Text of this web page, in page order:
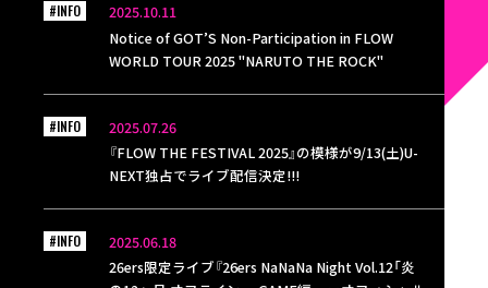
2025.10.11
Notice of GOT’S Non-Participation in FLOW
WORLD TOUR 2025 "NARUTO THE ROCK"
#INFO
2025.07.26
『FLOW THE FESTIVAL 2025』の模様が9/13(土)U-
NEXT独占でライブ配信決定!!!
#INFO
2025.06.18
26ers限定ライブ『26ers NaNaNa Night Vol.12「炎
#INFO